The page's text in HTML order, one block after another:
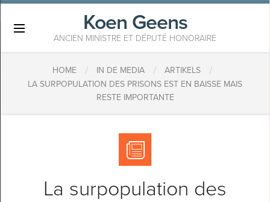
Koen Geens
ANCIEN MINISTRE ET DÉPUTÉ HONORAIRE
HOME / IN DE MEDIA / ARTIKELS /
LA SURPOPULATION DES PRISONS EST EN BAISSE MAIS
RESTE IMPORTANTE
La surpopulation des